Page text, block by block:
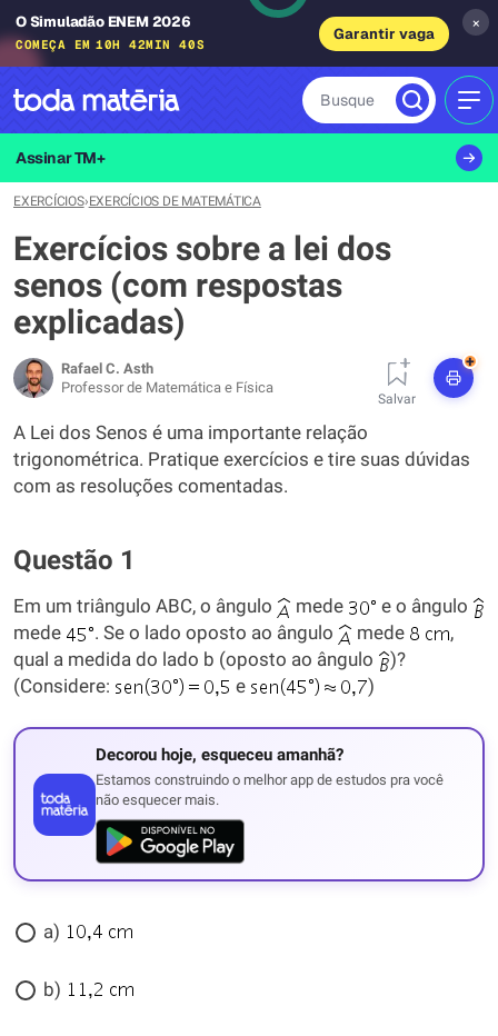
O Simuladão ENEM 2026
COMEÇA EM 10H 42MIN 39S
Garantir vaga
×
Busque
Assinar TM+
EXERCÍCIOS›EXERCÍCIOS DE MATEMÁTICA
Exercícios sobre a lei dos
senos (com respostas
explicadas)
Rafael C. Asth
Professor de Matemática e Física
Salvar
+
A Lei dos Senos é uma importante relação
trigonométrica. Pratique exercícios e tire suas dúvidas
com as resoluções comentadas.
Questão 1
Em um triângulo ABC, o ângulo mede
e o ângulo
mede
. Se o lado oposto ao ângulo mede
,
qual a medida do lado b (oposto ao ângulo
)?
(Considere:
e )
Decorou hoje, esqueceu amanhã?
Estamos construindo o melhor app de estudos pra você
não esquecer mais.
a)
b)